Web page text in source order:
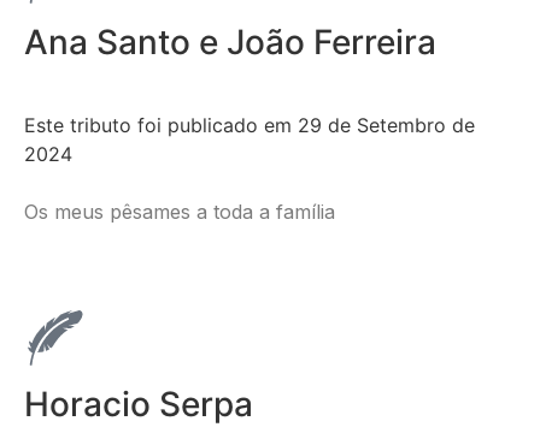
Ana Santo e João Ferreira
Este tributo foi publicado em 29 de Setembro de
2024
Os meus pêsames a toda a família
Horacio Serpa